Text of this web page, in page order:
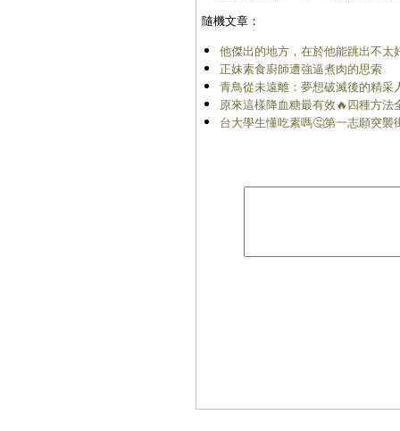
隨機文章：
他傑出的地方，在於他能跳出不
正妹素食廚師遭強逼煮肉的思索
青鳥從未遠離：夢想破滅後的精采
原來這樣降血糖最有效🔥四種方
台大學生懂吃素嗎🤔第一志願突